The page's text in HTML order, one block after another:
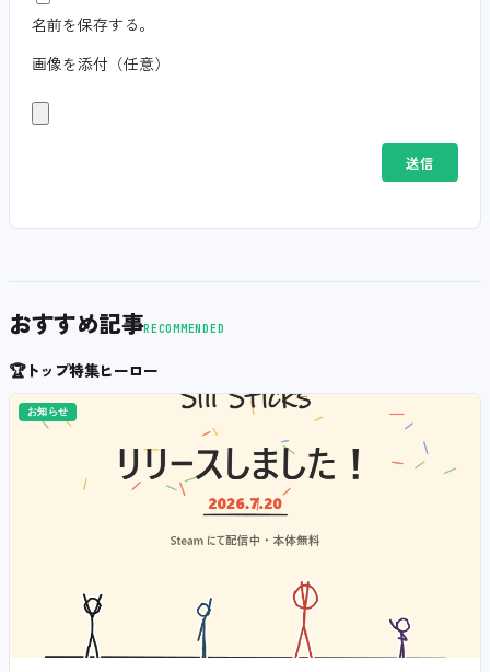
名前を保存する。
画像を添付（任意）
おすすめ記事RECOMMENDED
🏆トップ特集ヒーロー
お知らせ